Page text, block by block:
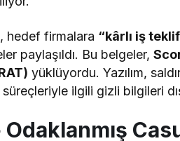
hedef firmalara “kârlı iş
paylaşıldı. Bu belgeler,
yüklüyordu. Yazılım,
ilgili gizli bilgileri